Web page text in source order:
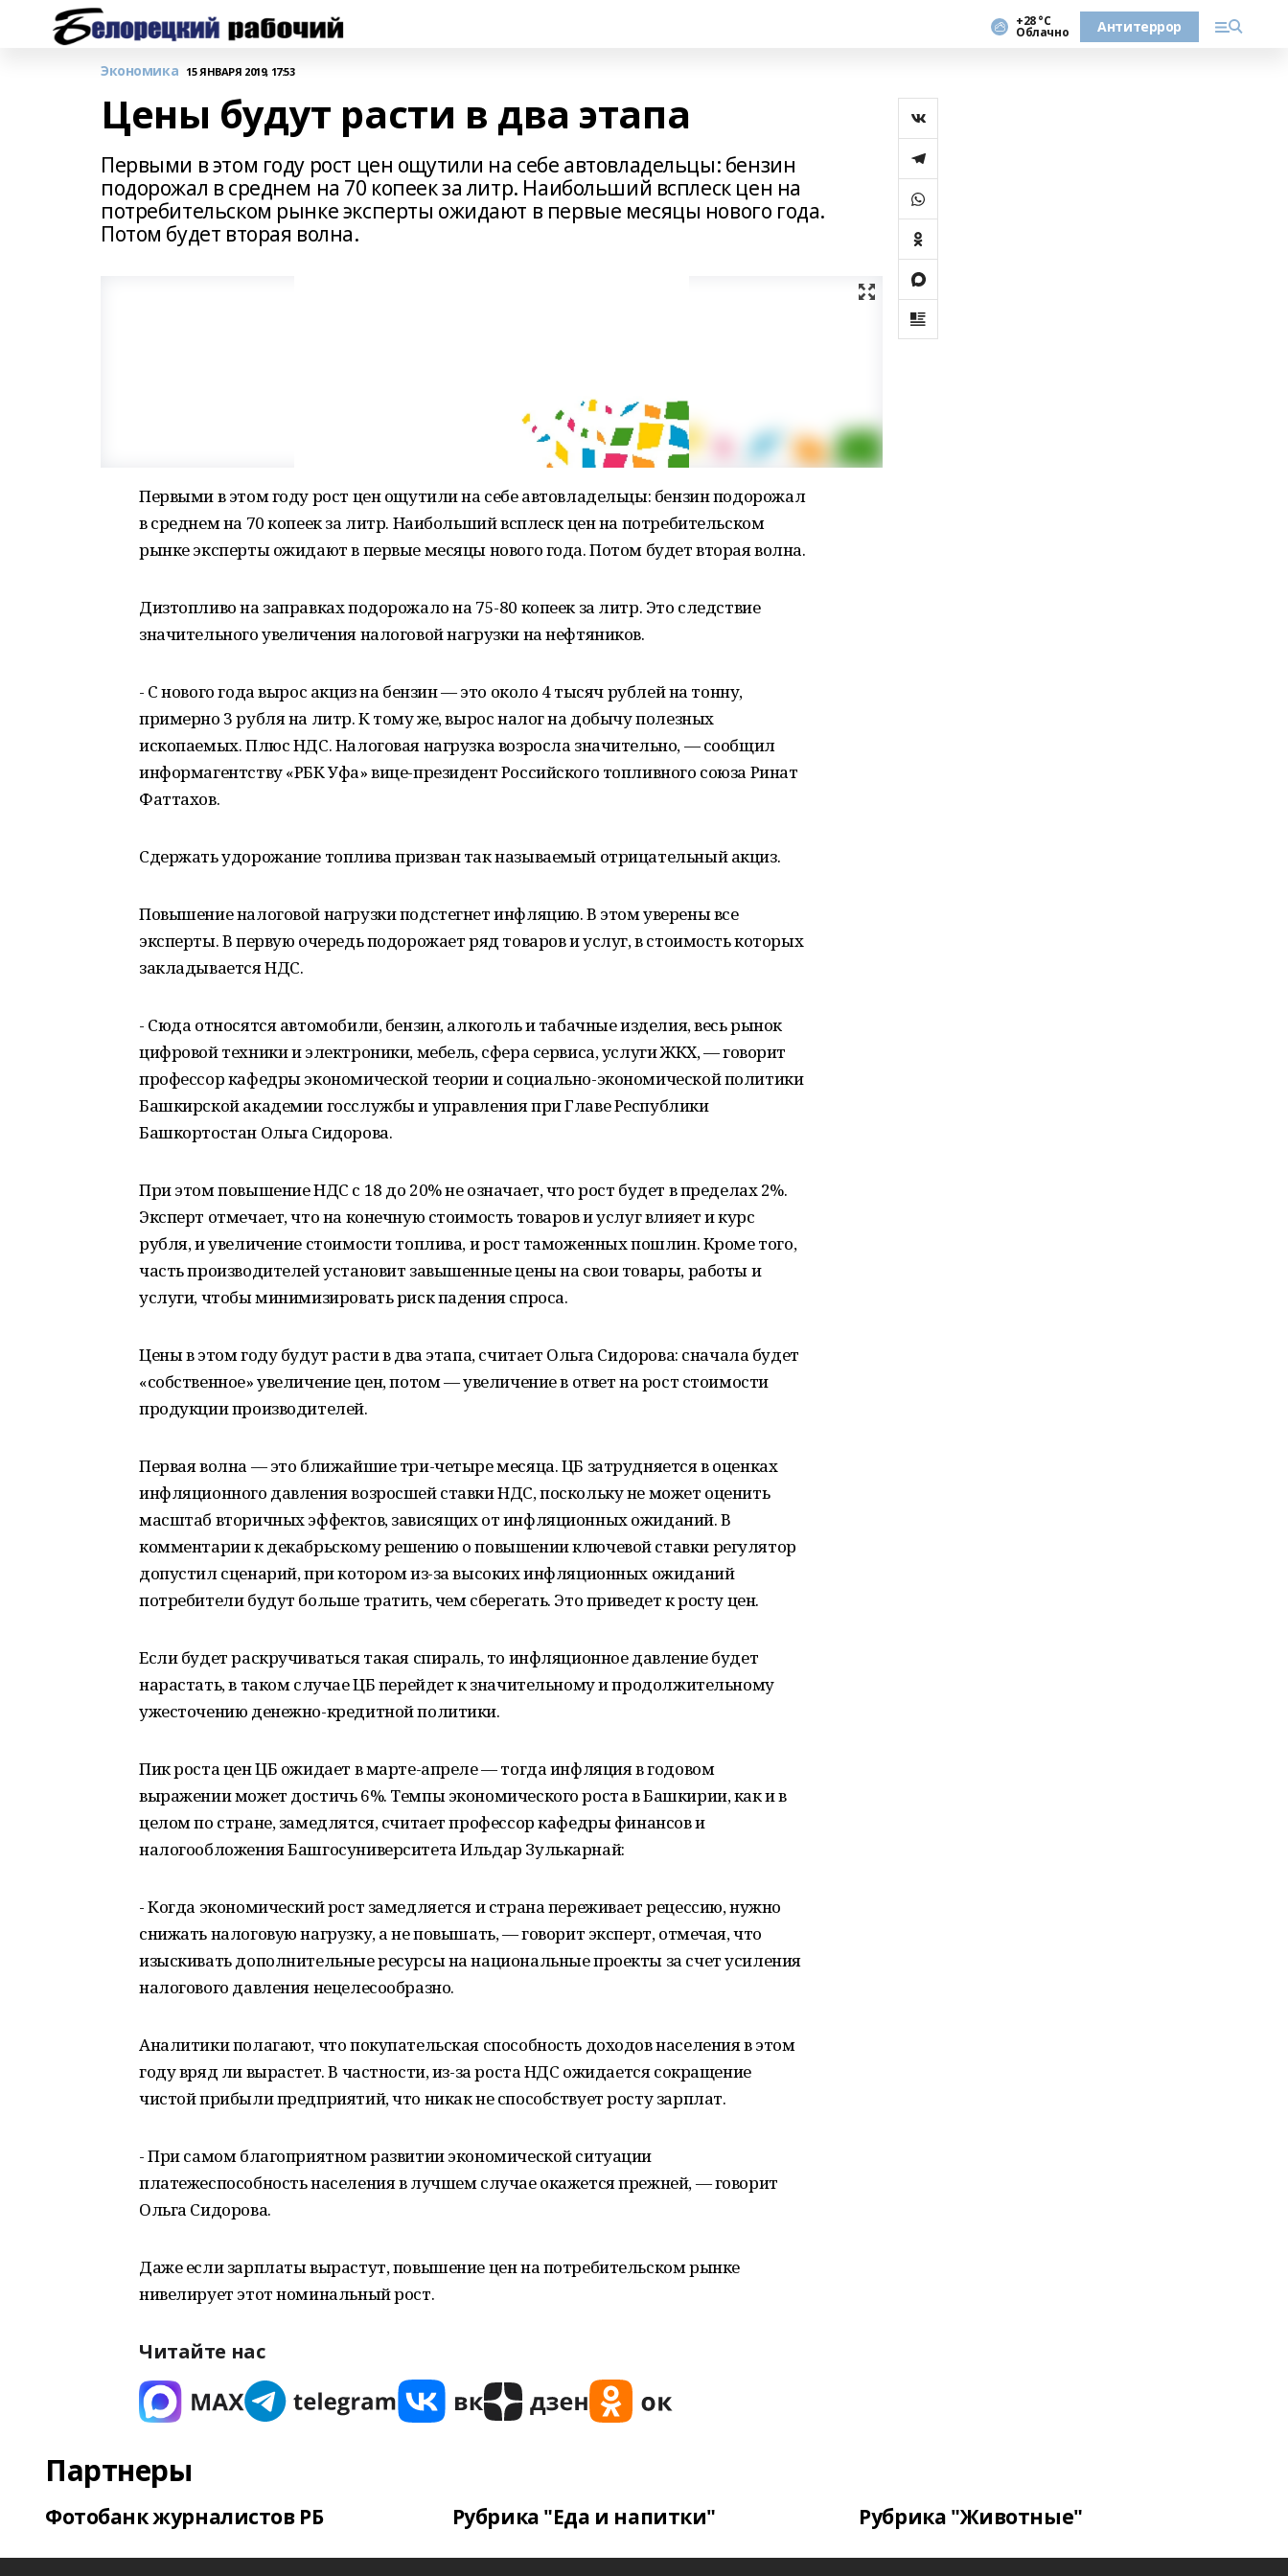
+28 °С
Облачно Антитеррор
Экономика 15 ЯНВАРЯ 2019, 17:53
Цены будут расти в два этапа
Первыми в этом году рост цен ощутили на себе автовладельцы: бензин
подорожал в среднем на 70 копеек за литр. Наибольший всплеск цен на
потребительском рынке эксперты ожидают в первые месяцы нового года.
Потом будет вторая волна.
Первыми в этом году рост цен ощутили на себе автовладельцы: бензин подорожал
в среднем на 70 копеек за литр. Наибольший всплеск цен на потребительском
рынке эксперты ожидают в первые месяцы нового года. Потом будет вторая волна.
Дизтопливо на заправках подорожало на 75-80 копеек за литр. Это следствие
значительного увеличения налоговой нагрузки на нефтяников.
- С нового года вырос акциз на бензин — это около 4 тысяч рублей на тонну,
примерно 3 рубля на литр. К тому же, вырос налог на добычу полезных
ископаемых. Плюс НДС. Налоговая нагрузка возросла значительно, — сообщил
информагентству «РБК Уфа» вице-президент Российского топливного союза Ринат
Фаттахов.
Сдержать удорожание топлива призван так называемый отрицательный акциз.
Повышение налоговой нагрузки подстегнет инфляцию. В этом уверены все
эксперты. В первую очередь подорожает ряд товаров и услуг, в стоимость которых
закладывается НДС.
- Сюда относятся автомобили, бензин, алкоголь и табачные изделия, весь рынок
цифровой техники и электроники, мебель, сфера сервиса, услуги ЖКХ, — говорит
профессор кафедры экономической теории и социально-экономической политики
Башкирской академии госслужбы и управления при Главе Республики
Башкортостан Ольга Сидорова.
При этом повышение НДС с 18 до 20% не означает, что рост будет в пределах 2%.
Эксперт отмечает, что на конечную стоимость товаров и услуг влияет и курс
рубля, и увеличение стоимости топлива, и рост таможенных пошлин. Кроме того,
часть производителей установит завышенные цены на свои товары, работы и
услуги, чтобы минимизировать риск падения спроса.
Цены в этом году будут расти в два этапа, считает Ольга Сидорова: сначала будет
«собственное» увеличение цен, потом — увеличение в ответ на рост стоимости
продукции производителей.
Первая волна — это ближайшие три-четыре месяца. ЦБ затрудняется в оценках
инфляционного давления возросшей ставки НДС, поскольку не может оценить
масштаб вторичных эффектов, зависящих от инфляционных ожиданий. В
комментарии к декабрьскому решению о повышении ключевой ставки регулятор
допустил сценарий, при котором из-за высоких инфляционных ожиданий
потребители будут больше тратить, чем сберегать. Это приведет к росту цен.
Если будет раскручиваться такая спираль, то инфляционное давление будет
нарастать, в таком случае ЦБ перейдет к значительному и продолжительному
ужесточению денежно-кредитной политики.
Пик роста цен ЦБ ожидает в марте-апреле — тогда инфляция в годовом
выражении может достичь 6%. Темпы экономического роста в Башкирии, как и в
целом по стране, замедлятся, считает профессор кафедры финансов и
налогообложения Башгосуниверситета Ильдар Зулькарнай:
- Когда экономический рост замедляется и страна переживает рецессию, нужно
снижать налоговую нагрузку, а не повышать, — говорит эксперт, отмечая, что
изыскивать дополнительные ресурсы на национальные проекты за счет усиления
налогового давления нецелесообразно.
Аналитики полагают, что покупательская способность доходов населения в этом
году вряд ли вырастет. В частности, из-за роста НДС ожидается сокращение
чистой прибыли предприятий, что никак не способствует росту зарплат.
- При самом благоприятном развитии экономической ситуации
платежеспособность населения в лучшем случае окажется прежней, — говорит
Ольга Сидорова.
Даже если зарплаты вырастут, повышение цен на потребительском рынке
нивелирует этот номинальный рост.
Читайте нас
Партнеры
Фотобанк журналистов РБ Рубрика "Еда и напитки" Рубрика "Животные"